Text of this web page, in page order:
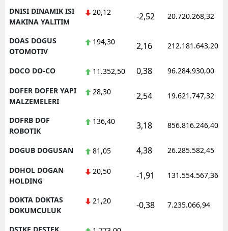
DNISI DINAMIK ISI
MAKINA YALITIM
20,12 -2,52 20.720.268,32
DOAS DOGUS
OTOMOTIV
194,30 2,16 212.181.643,20
DOCO DO-CO 11.352,50 0,38 96.284.930,00
DOFER DOFER YAPI
MALZEMELERI
28,30 2,54 19.621.747,32
DOFRB DOF
ROBOTIK
136,40 3,18 856.816.246,40
DOGUB DOGUSAN 81,05 4,38 26.285.582,45
DOHOL DOGAN
HOLDING
20,50 -1,91 131.554.567,36
DOKTA DOKTAS
DOKUMCULUK
21,20 -0,38 7.235.066,94